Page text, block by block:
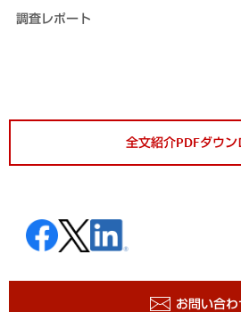
調査レポート
全文紹介PDFダウン
お問い合わ